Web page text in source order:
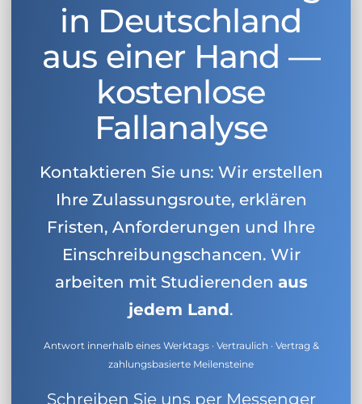
in Deutschland
aus einer Hand —
kostenlose
Fallanalyse
Kontaktieren Sie uns: Wir erstellen
Ihre Zulassungsroute, erklären
Fristen, Anforderungen und Ihre
Einschreibungschancen. Wir
arbeiten mit Studierenden aus
jedem Land.
Antwort innerhalb eines Werktags · Vertraulich · Vertrag &
zahlungsbasierte Meilensteine
Schreiben Sie uns per Messenger